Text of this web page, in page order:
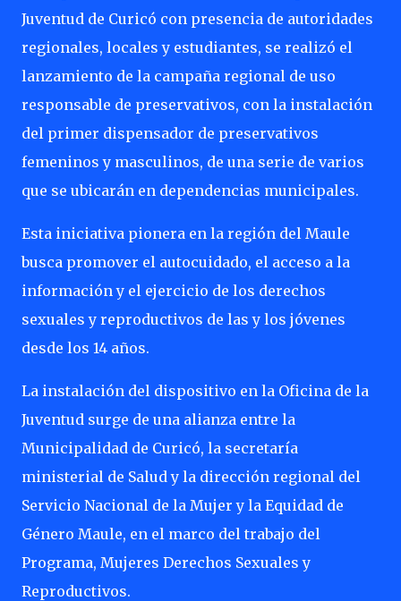
Juventud de Curicó con presencia de autoridades
regionales, locales y estudiantes, se realizó el
lanzamiento de la campaña regional de uso
responsable de preservativos, con la instalación
del primer dispensador de preservativos
femeninos y masculinos, de una serie de varios
que se ubicarán en dependencias municipales.
Esta iniciativa pionera en la región del Maule
busca promover el autocuidado, el acceso a la
información y el ejercicio de los derechos
sexuales y reproductivos de las y los jóvenes
desde los 14 años.
La instalación del dispositivo en la Oficina de la
Juventud surge de una alianza entre la
Municipalidad de Curicó, la secretaría
ministerial de Salud y la dirección regional del
Servicio Nacional de la Mujer y la Equidad de
Género Maule, en el marco del trabajo del
Programa, Mujeres Derechos Sexuales y
Reproductivos.